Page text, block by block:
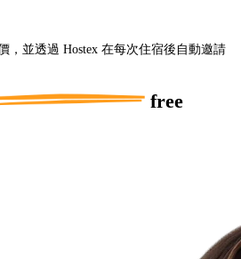
，並透過 Hostex 在每次住宿後自動邀請
free